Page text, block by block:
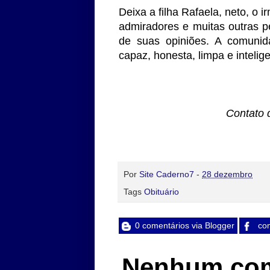
Deixa a filha Rafaela, neto, o
admiradores e muitas outras
de suas opiniões. A
capaz, honesta, limpa e
Contato
Por Site Caderno7 - 28 dezembro
Tags Obituário
0 comentários via Blogger